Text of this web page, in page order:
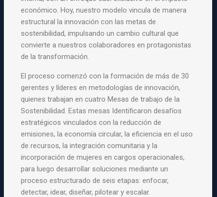
económico. Hoy, nuestro modelo vincula de manera
estructural la innovación con las metas de
sostenibilidad,impulsando un cambio cultural que
convierte a nuestros colaboradores en protagonistas
de la transformación.
El proceso comenzó con la formación de más de 30
gerentes y líderes en metodologías de innovación,
quienes trabajan en cuatro Mesas de trabajo de la
Sostenibilidad. Estas mesas Identificaron desafíos
estratégicos vinculados con la reducción de
emisiones, la economíacircular, la eficiencia en el uso
de recursos, la integración comunitaria y la
incorporación de mujeres en cargos operacionales,
para luego desarrollar soluciones mediante un
proceso estructurado de seis etapas: enfocar,
detectar, idear, diseñar, pilotear y escalar.